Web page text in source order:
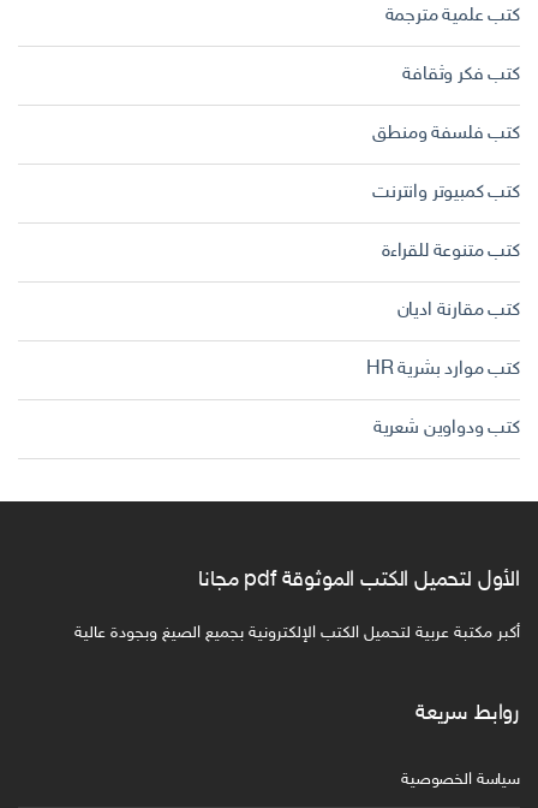
كتب علمية مترجمة
كتب فكر وثقافة
كتب فلسفة ومنطق
كتب كمبيوتر وانترنت
كتب متنوعة للقراءة
كتب مقارنة اديان
كتب موارد بشرية HR
كتب ودواوين شعرية
الأول لتحميل الكتب الموثوقة pdf مجانا
أكبر مكتبة عربية لتحميل الكتب الإلكترونية بجميع الصيغ وبجودة عالية
روابط سريعة
سياسة الخصوصية